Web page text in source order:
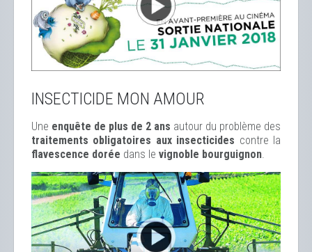
INSECTICIDE MON AMOUR
Une enquête de plus de 2 ans autour du problème des
traitements obligatoires aux insecticides contre la
flavescence dorée dans le vignoble bourguignon.